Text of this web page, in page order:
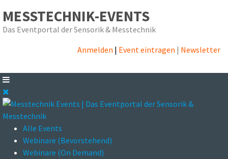
MESSTECHNIK-EVENTS
Das Eventportal der Sensorik & Messtechnik
Anmelden | Event eintragen | Newsletter
Alle Events
Webinare (Bevorstehend)
Webinare (On Demand)